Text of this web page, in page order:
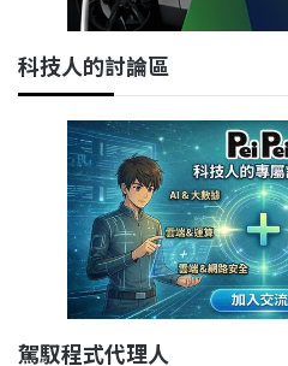
科技人的討論區
駕馭程式代理人